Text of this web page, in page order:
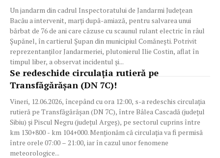
Un jandarm din cadrul Inspectoratului de Jandarmi Județean
Bacău a intervenit, marți după-amiază, pentru salvarea unui
bărbat de 76 de ani care căzuse cu scaunul rulant electric în râul
Șupănel, în cartierul Șupan din municipiul Comănești. Potrivit
reprezentanților Jandarmeriei, plutonierul Ilie Costin, aflat în
timpul liber, a observat incidentul și...
Se redeschide circulația rutieră pe
Transfăgărășan (DN 7C)!
Vineri, 12.06.2026, începând cu ora 12:00, s-a redeschis circulația
rutieră pe Transfăgărășan (DN 7C), între Bâlea Cascadă (județul
Sibiu) și Piscul Negru (județul Argeș), pe sectorul cuprins între
km 130+800 - km 104+000. Menționăm că circulația va fi permisă
între orele 07:00 – 21:00, iar în cazul unor fenomene
meteorologice...